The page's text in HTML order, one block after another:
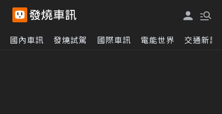
國內車訊 發燒試駕 國際車訊 電能世界 交通新訊